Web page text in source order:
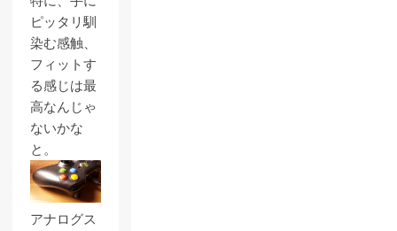
ピッタリ馴
染む感触、
フィットす
る感じは最
高なんじゃ
ないかな
と。
アナログス